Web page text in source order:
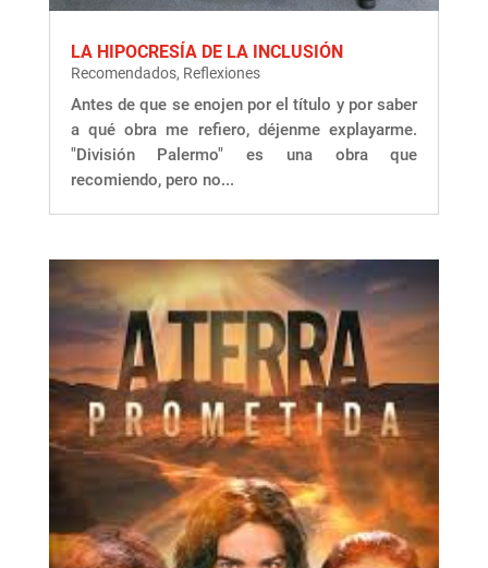
LA HIPOCRESÍA DE LA INCLUSIÓN
Recomendados, Reflexiones
Antes de que se enojen por el título y por saber
a qué obra me refiero, déjenme explayarme.
"División Palermo" es una obra que
recomiendo, pero no...